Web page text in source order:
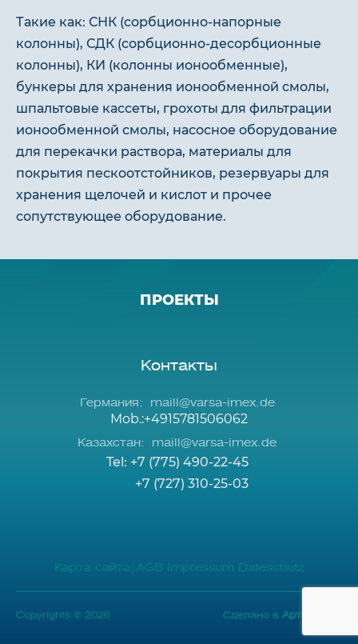
Такие как: СНК (сорбционно-напорные
колонны), СДК (сорбционно-десорбционные
колонны), КИ (колонны ионообменные),
бункеры для хранения ионообменной смолы,
шпальтовые кассеты, грохоты для фильтрации
ионообменной смолы, насосное оборудование
для перекачки раствора, материалы для
покрытия пескоотстойников, резервуары для
хранения щелочей и кислот и прочее
сопутствующее оборудование.
ПРОЕКТЫ
Контакты
Германия: maill@varsa-imex.de
Mob.:+4915781506062
Казахстан: maill@varsa-imex.de
Tel: +7 (775) 490-22-45
+7 (727) 310-25-03
Карта сайта| AGB Impressum Dateschutz
Copyrights © 2026 Сделано в Артфактор